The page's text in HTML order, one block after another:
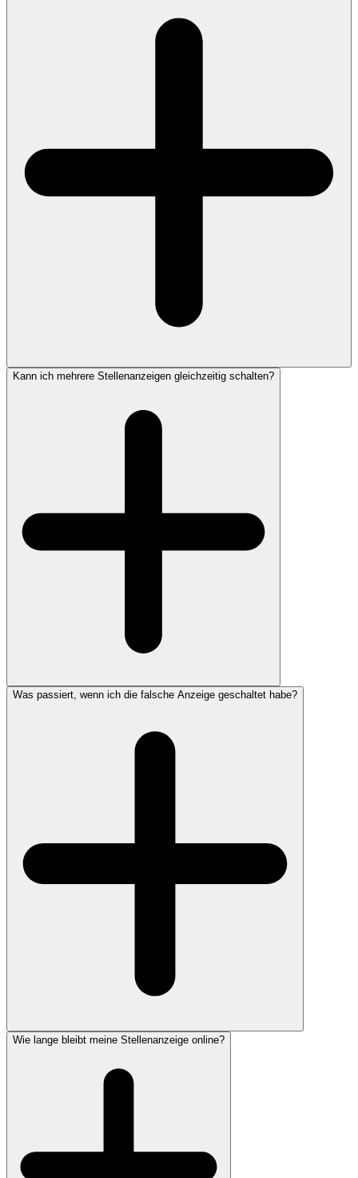
Kann ich mehrere Stellenanzeigen gleichzeitig schalten?
Was passiert, wenn ich die falsche Anzeige geschaltet habe?
Wie lange bleibt meine Stellenanzeige online?